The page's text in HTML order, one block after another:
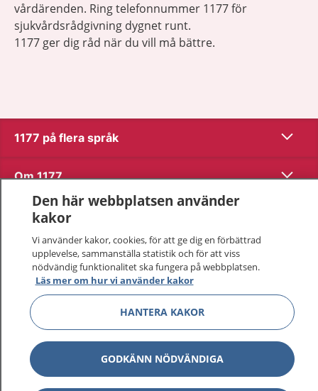
vårdärenden. Ring telefonnummer 1177 för
sjukvårdsrådgivning dygnet runt.
1177 ger dig råd när du vill må bättre.
1177 på flera språk Visa
Om 1177 Visa
Kontakt
Behandling av personuppgifter
Hantering av kakor
Inställningar för kakor
Den här webbplatsen använder
kakor
Vi använder kakor, cookies, för att ge dig en förbättrad
upplevelse, sammanställa statistik och för att viss
nödvändig funktionalitet ska fungera på webbplatsen.
Läs mer om hur vi använder kakor
HANTERA KAKOR
GODKÄNN NÖDVÄNDIGA